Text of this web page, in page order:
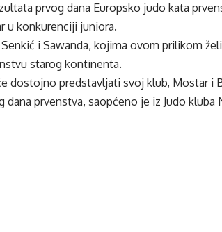
prvog dana Europsko judo kata
u konkurenciji juniora.
i Sawanda, kojima ovom prilikom
starog kontinenta.
dostojno predstavljati svoj klub, Mostar i
dana prvenstva, saopćeno je iz Judo kluba